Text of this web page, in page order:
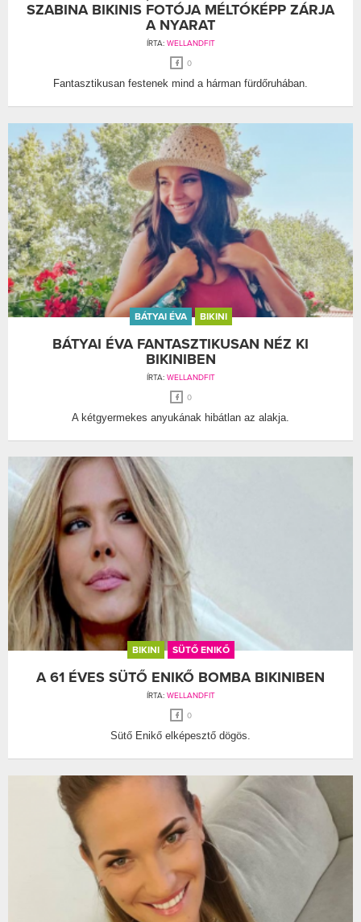
SZABINA BIKINIS FOTÓJA MÉLTÓKÉPP ZÁRJA
A NYARAT
ÍRTA: WELLANDFIT
0
Fantasztikusan festenek mind a hárman fürdőruhában.
BÁTYAI ÉVA BIKINI
BÁTYAI ÉVA FANTASZTIKUSAN NÉZ KI
BIKINIBEN
ÍRTA: WELLANDFIT
0
A kétgyermekes anyukának hibátlan az alakja.
BIKINI SÜTŐ ENIKŐ
A 61 ÉVES SÜTŐ ENIKŐ BOMBA BIKINIBEN
ÍRTA: WELLANDFIT
0
Sütő Enikő elképesztő dögös.